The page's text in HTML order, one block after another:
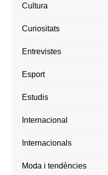
Cultura
Curiositats
Entrevistes
Esport
Estudis
Internacional
Internacionals
Moda i tendències